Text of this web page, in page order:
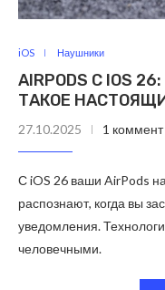
iOS Наушники
AIRPODS С IOS
ТАКОЕ
27.10.2025 1 коммент
С iOS 26 ваши AirPods
распознают, когда вы
уведомления.
человечными.